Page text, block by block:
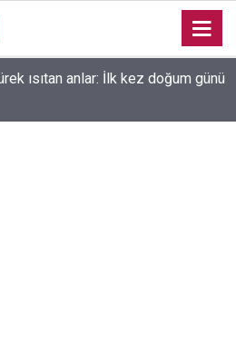
salonunda kavga: Yaralılar var